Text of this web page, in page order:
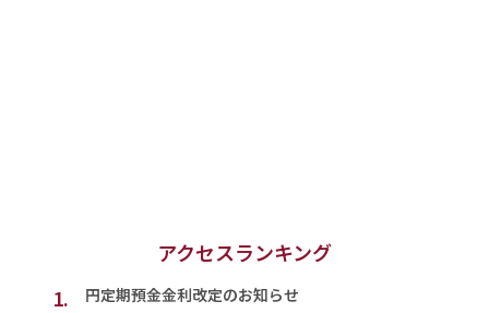
アクセスランキング
1.
円定期預金金利改定のお知らせ